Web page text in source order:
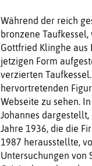
Während der reich
bronzene
Gottfried Klinghe aus
jetzigen Form
verzierten
hervortretenden
Webseite zu sehen.
Johannes
Jahre 1936, die die
1987 herausstellte,
Untersuchungen von